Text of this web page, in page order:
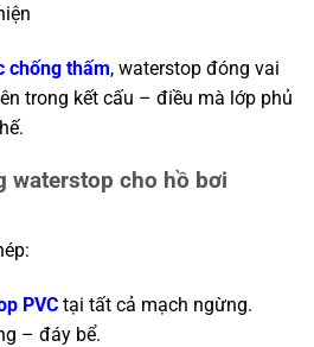
chống thấm, waterstop đóng vai
trong kết cấu – điều mà lớp phủ
waterstop cho hồ bơi
PVC tại tất cả mạch ngừng.
– đáy bể.